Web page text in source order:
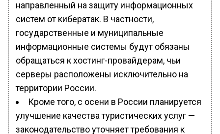
направленный на защиту информационных
систем от кибератак. В частности,
государственные и муниципальные
информационные системы будут обязаны
обращаться к хостинг-провайдерам, чьи
серверы расположены исключительно на
территории России.
Кроме того, с осени в России планируется
улучшение качества туристических услуг —
законодательство уточняет требования к